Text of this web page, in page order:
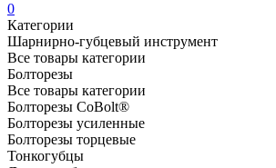
0
Категории
Шарнирно-губцевый инструмент
Все товары категории
Болторезы
Все товары категории
Болторезы CoBolt®
Болторезы усиленные
Болторезы торцевые
Тонкогубцы